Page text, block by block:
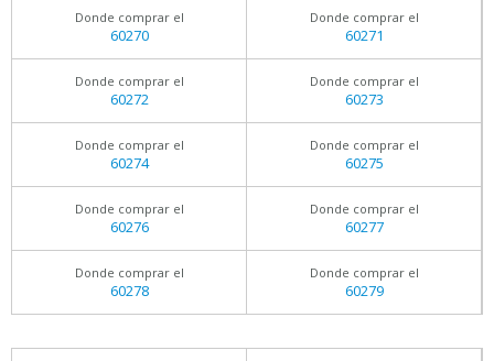
Donde comprar el
60270
Donde comprar el
60271
Donde comprar el
60272
Donde comprar el
60273
Donde comprar el
60274
Donde comprar el
60275
Donde comprar el
60276
Donde comprar el
60277
Donde comprar el
60278
Donde comprar el
60279